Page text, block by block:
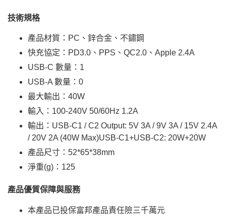
技術規格
產品材質：PC、鋅合金、不鏽鋼
快充協定：PD3.0、PPS、QC2.0、Apple 2.4A
USB-C 數量：1
USB-A 數量：0
最大輸出：40W
輸入：100-240V 50/60Hz 1.2A
輸出：USB-C1 / C2 Output: 5V 3A / 9V 3A / 15V 2.4A
/ 20V 2A (40W Max)USB-C1+USB-C2: 20W+20W
產品尺寸：52*65*38mm
淨重(g)：125
產品優質保障與服務
本產品已投保富邦產品責任險三千萬元